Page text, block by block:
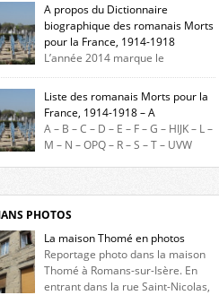
A propos du Dictionnaire
biographique des romanais Morts
pour la France, 1914-1918
L’année 2014 marque le
du début de la Première Guerre
et ce dictionnaire biographique veut
hommage aux romanais Morts pour la
durant ce conflit. La base de cette
historique est constituée des noms
sur les plaques commémoratives de
de Ville, du lycée du Dauphiné et du lycée
Liste des romanais Morts pour la
France, 1914-1918 – A
A – B – C – D – E – F – G – HIJK – L –
M – N – OPQ – R – S – T – UVW
lettre. Liste des romanais […]
PHOTOS
La maison Thomé en photos
Reportage photo dans la maison
Thomé à Romans-sur-Isère. En
entrant dans la rue Saint-Nicolas,